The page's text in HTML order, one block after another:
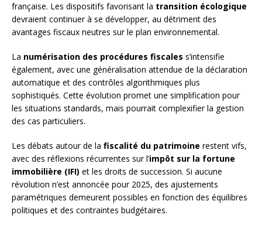
française. Les dispositifs favorisant la transition écologique
devraient continuer à se développer, au détriment des
avantages fiscaux neutres sur le plan environnemental.
La numérisation des procédures fiscales s’intensifie
également, avec une généralisation attendue de la déclaration
automatique et des contrôles algorithmiques plus
sophistiqués. Cette évolution promet une simplification pour
les situations standards, mais pourrait complexifier la gestion
des cas particuliers.
Les débats autour de la fiscalité du patrimoine restent vifs,
avec des réflexions récurrentes sur l’impôt sur la fortune
immobilière (IFI) et les droits de succession. Si aucune
révolution n’est annoncée pour 2025, des ajustements
paramétriques demeurent possibles en fonction des équilibres
politiques et des contraintes budgétaires.